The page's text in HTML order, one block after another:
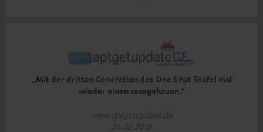
„Mit der dritten Generation des One S hat Teufel mal
wieder einen rausgehauen.“
www.aptgetupdate.de
26.02.2018